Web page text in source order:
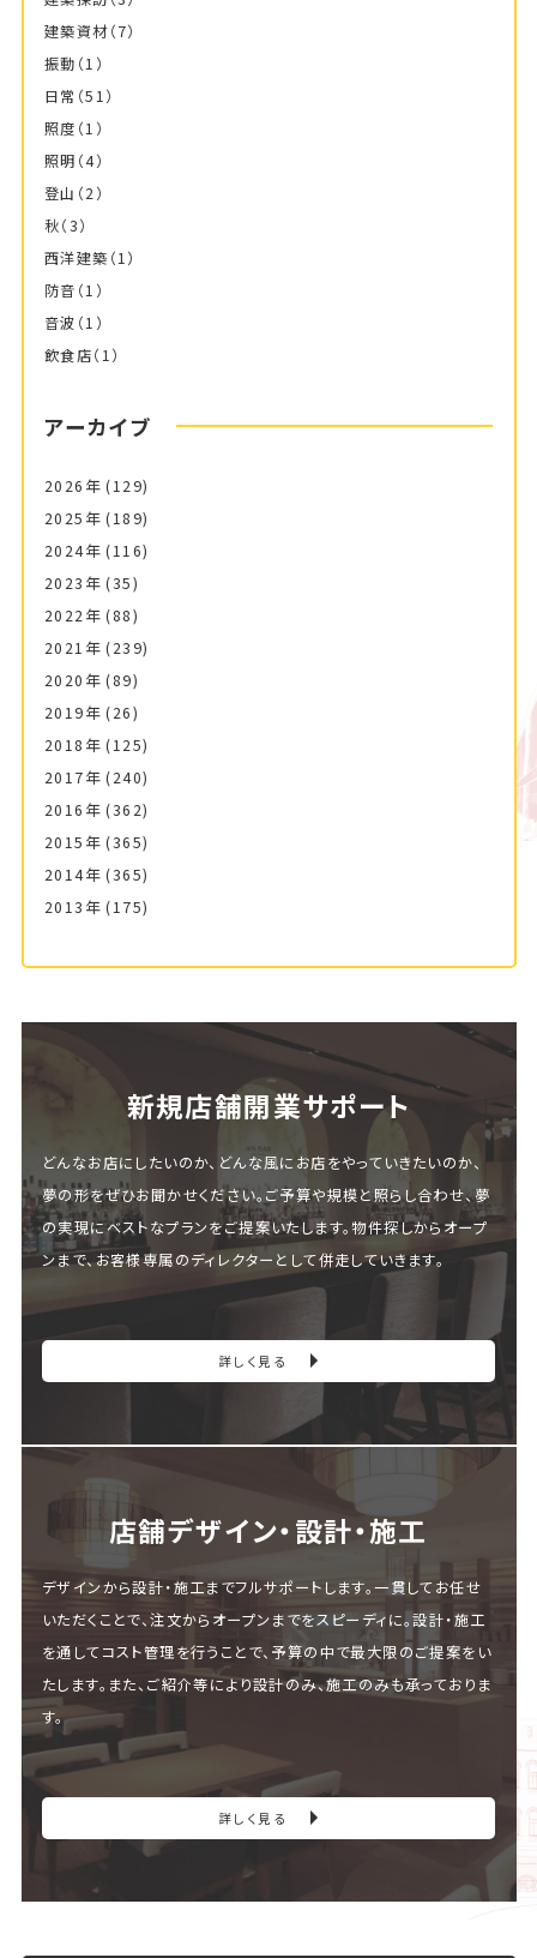
建築資材（7）
振動 （1）
日常 （51）
照度 （1）
照明 （4）
登山 （2）
秋（3）
西洋建築 （1）
防音 （1）
音波 （1）
飲食店（1）
アーカイブ
2026年 (129)
2025年 (189)
2024年 (116)
2023年 (35)
2022年 (88)
2021年 (239)
2020年 (89)
2019年 (26)
2018年 (125)
2017年 (240)
2016年 (362)
2015年 (365)
2014年 (365)
2013年 (175)
新規店舗開業サポート
どんなお店にしたいのか、どんな風にお店をやっていきたいのか、
夢の形をぜひお聞かせください。ご予算や規模と照らし合わせ、夢
の実現にベストなプランをご提案いたします。物件探しからオープ
ンまで、お客様専属のディレクターとして併走していきます。
詳しく見る
店舗デザイン・設計・施⼯
デザインから設計・施工までフルサポートします。一貫してお任せ
いただくことで、注文からオープンまでをスピーディに。設計・施工
を通してコスト管理を行うことで、予算の中で最大限のご提案をい
たします。また、ご紹介等により設計のみ、施工のみも承っておりま
す。
詳しく見る